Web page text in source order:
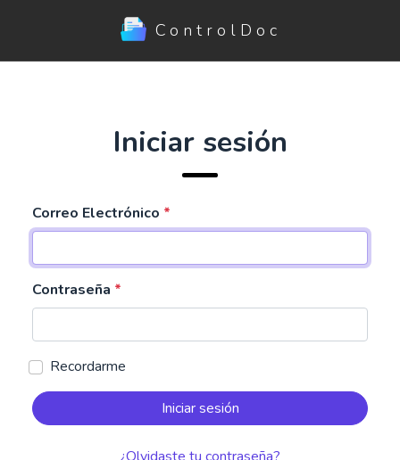
ControlDoc
Iniciar sesión
Correo Electrónico
Contraseña
Recordarme